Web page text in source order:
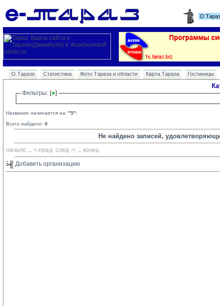
О
О Таразе Статистика Фото Тараза и области Карта Тараза Гостиницы
Фильтры:
Название начинается на: "5";
Всего найдено: 0
Не найдено записей,
начало ... <-пред. след.-> ... конец
Добавить организацию